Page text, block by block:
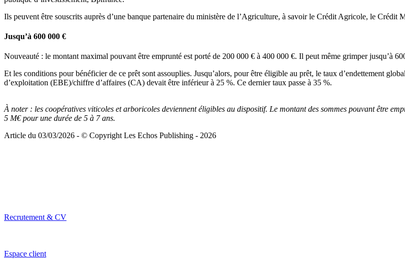
Ils peuvent être souscrits auprès d’une banque partenaire du ministère de l’Agriculture, à savoir le Crédit Agricole, le Crédit
Jusqu’à 600 000 €
Nouveauté : le montant maximal pouvant être emprunté est porté de 200 000 € à 400 000 €. Il peut même grimper jusqu’à
Et les conditions pour bénéficier de ce prêt sont assouplies. Jusqu’alors, pour être éligible au prêt, le taux d’endettement
d’exploitation (EBE)/chiffre d’affaires (CA) devait être inférieur à 25 %. Ce dernier taux passe à 35 %.
À noter : les coopératives viticoles et arboricoles deviennent éligibles au dispositif. Le montant des sommes pouvant être
5 M€ pour une durée de 5 à 7 ans.
Article du 03/03/2026 - © Copyright Les Echos Publishing - 2026
Recrutement & CV
Espace client